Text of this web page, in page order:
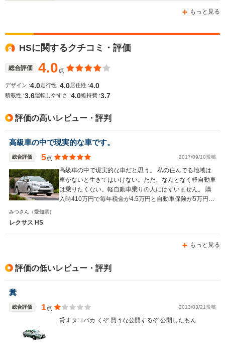
WLTCモード
燃費
もっと見る
HSに関するクチコミ・評価
総合評価 4.0点
デザイン :4.0走行性 :4.0 居住性 :4.0
積載性 :3.6運転しやすさ :4.0維持費 :3.7
評価の高いレビュー・評判
高級車の中で現実的な車です。
総合評価 5点 2017/09/10投稿
高級車の中で現実的な車だと思う。 私の住んでる地域は
車がないと生きてはいけない。ただ、なんとなく軽自動車
は乗りたくない。軽自動車乗りの人にはすいません。 購
入時410万円で毎年税金が4.5万円と自動車保険が5万円と
ないがそれくらい故障が少ない車なんです。一度追突され
んでした。 あと、5年もしたら自動運転の技術が格段に進
を取得して車選びに悩んでいる人がいたら是非ともhsに
は最適な一台だと思います。
みつさん （愛知県）
レクサス HS
もっと見る
評価の低いレビュー・評判
糞
総合評価 1点 2013/03/21投稿
貸すタコバカ くぞ 買うな公開するぞ 公開したもん